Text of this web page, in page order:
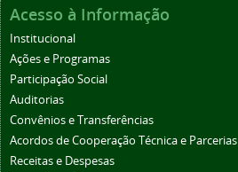
Acesso à Informação
Institucional
Ações e Programas
Participação Social
Auditorias
Convênios e Transferências
Acordos de Cooperação Técnica e Parcerias
Receitas e Despesas